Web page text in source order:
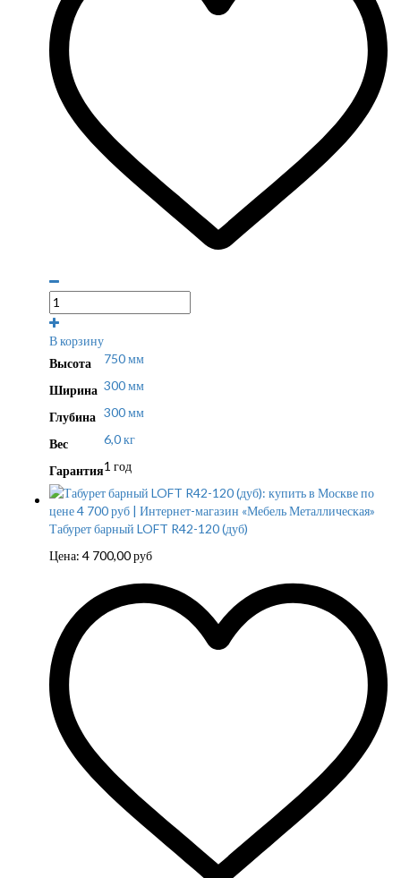
В корзину
Высота
750 мм
Ширина 300 мм
Глубина 300 мм
Вес 6,0 кг
Гарантия1 год
Табурет барный LOFT R42-120 (дуб)
Цена: 4 700,00руб